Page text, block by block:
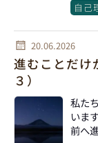
自己
20.06.2026
進むことだけ
３）
私た
いま
前へ